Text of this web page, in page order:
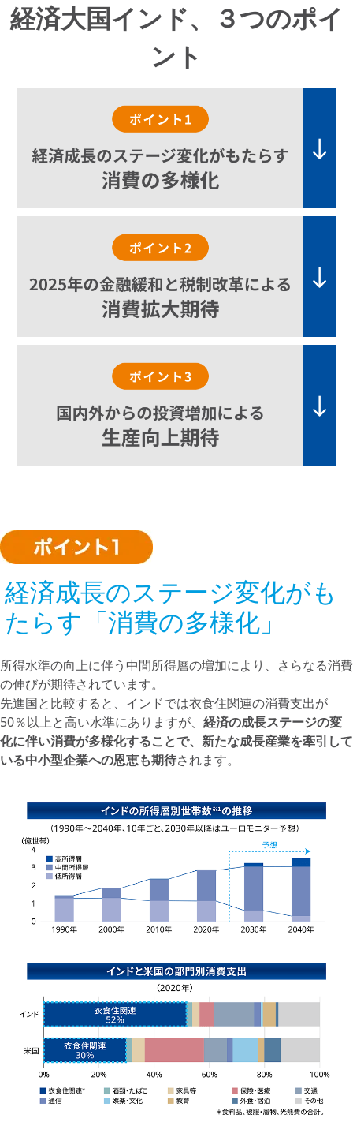
経済大国インド、３つのポイ
ント
経済成長のステージ変化がも
たらす「消費の多様化」
所得水準の向上に伴う中間所得層の増加により、さらなる消費
の伸びが期待されています。
先進国と比較すると、インドでは衣食住関連の消費支出が
50％以上と高い水準にありますが、 経済の成長ステージの変
化に伴い消費が多様化することで、新たな成長産業を牽引して
いる中小型企業への恩恵も期待されます。